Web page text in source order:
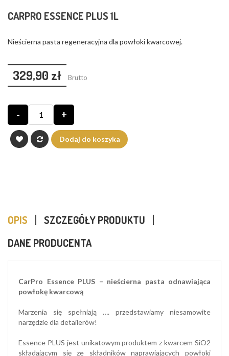
CARPRO ESSENCE PLUS 1L
Nieścierna pasta regeneracyjna dla powłoki kwarcowej.
329,90 zł Brutto
- +
Dodaj do koszyka
OPIS
SZCZEGÓŁY PRODUKTU
DANE PRODUCENTA
CarPro Essence PLUS – nieścierna pasta odnawiająca
powłokę kwarcową
Marzenia się spełniają …. przedstawiamy niesamowite
narzędzie dla detailerów!
Essence PLUS jest unikatowym produktem z kwarcem SiO2
składającym się ze składników naprawiających powłoki